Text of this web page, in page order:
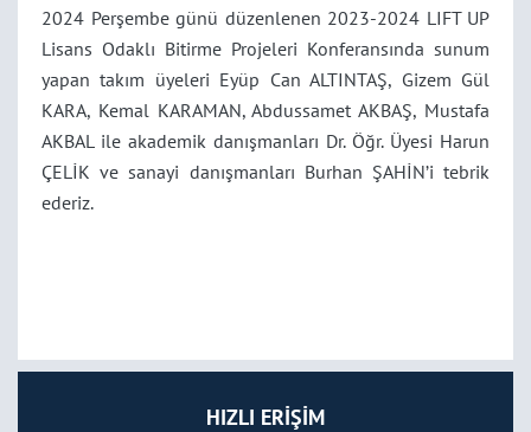
HIZLI ERİŞİM
2024 Perşembe günü düzenlenen 2023-2024 LIFT UP
Lisans Odaklı Bitirme Projeleri Konferansında sunum
yapan takım üyeleri Eyüp Can ALTINTAŞ, Gizem Gül
KARA, Kemal KARAMAN, Abdussamet AKBAŞ, Mustafa
AKBAL ile akademik danışmanları Dr. Öğr. Üyesi Harun
ÇELİK ve sanayi danışmanları Burhan ŞAHİN’i tebrik
ederiz.